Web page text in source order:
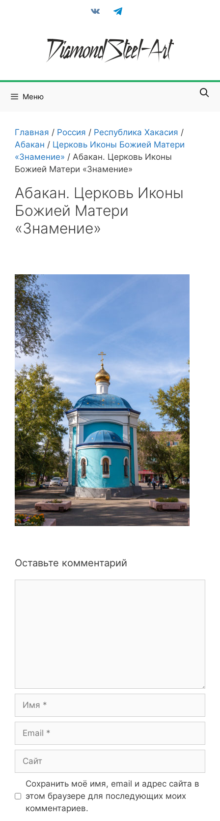
vkontaktetelegram
Меню
Главная / Россия / Республика Хакасия /
Абакан / Церковь Иконы Божией Матери
«Знамение» / Абакан. Церковь Иконы
Божией Матери «Знамение»
Абакан. Церковь Иконы
Божией Матери
«Знамение»
Оставьте комментарий
Сохранить моё имя, email и адрес сайта в
этом браузере для последующих моих
комментариев.